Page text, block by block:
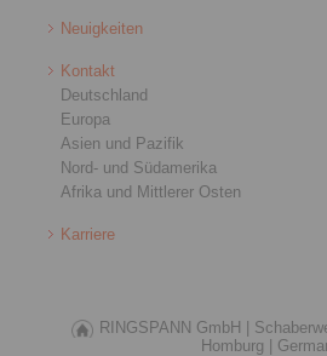
Neuigkeiten
Kontakt
Deutschland
Europa
Asien und Pazifik
Nord- und Südamerika
Afrika und Mittlerer Osten
Karriere
RINGSPANN GmbH |
Homburg |